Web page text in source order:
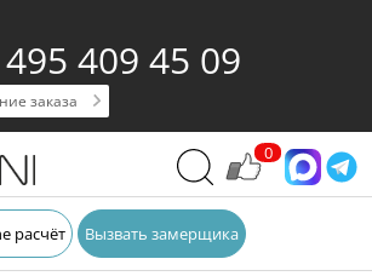
409 45 09
заказа
0
расчёт Вызвать замерщика